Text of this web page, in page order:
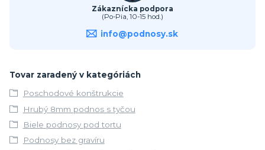
Zákaznícka podpora
(Po-Pia, 10-15 hod.)
info@podnosy.sk
Tovar zaradený v kategóriách
Poschodové konštrukcie
Hrubý 8mm podnos s tyčou
Biele podnosy pod tortu
Podnosy bez gravíru